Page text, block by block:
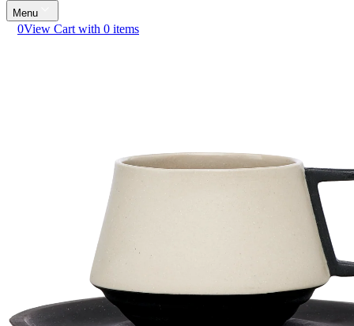
Menu
0View Cart with 0 items